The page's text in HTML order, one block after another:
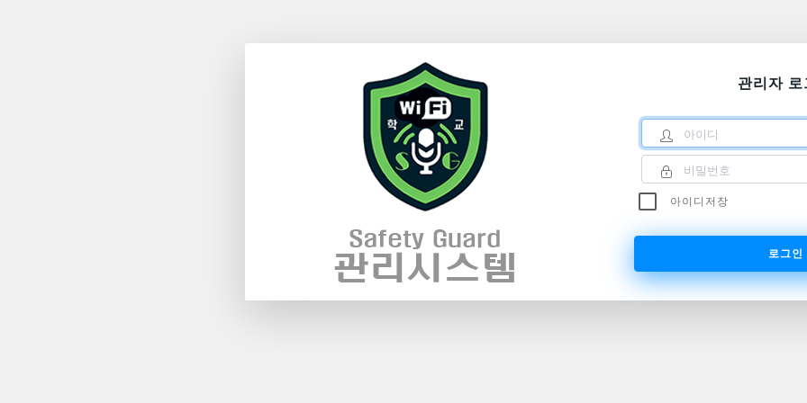
관리자
아이디
비밀번호
아이디저장
로그인